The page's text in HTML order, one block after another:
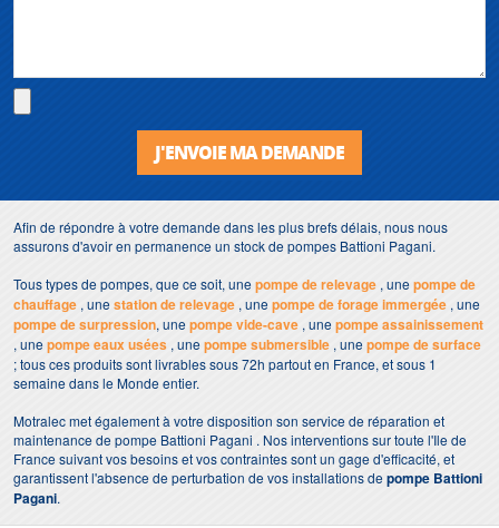
J'ENVOIE MA DEMANDE
Afin de répondre à votre demande dans les plus brefs délais, nous nous
assurons d'avoir en permanence un stock de pompes Battioni Pagani.
Tous types de pompes, que ce soit, unepompe de relevage , unepompe de
chauffage , unestation de relevage , unepompe de forage immergée , une
pompe de surpression, unepompe vide-cave , unepompe assainissement
, unepompe eaux usées , unepompe submersible , unepompe de surface
; tous ces produits sont livrables sous 72h partout en France, et sous 1
semaine dans le Monde entier.
Motralec met également à votre disposition son service de réparation et
maintenance de pompe Battioni Pagani . Nos interventions sur toute l'Ile de
France suivant vos besoins et vos contraintes sont un gage d'efficacité, et
garantissent l'absence de perturbation de vos installations depompe Battioni
Pagani.